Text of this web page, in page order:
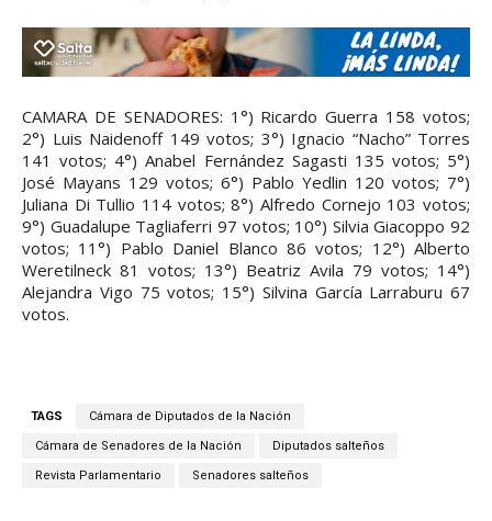
CAMARA DE SENADORES: 1°) Ricardo Guerra 158 votos;
2°) Luis Naidenoff 149 votos; 3°) Ignacio “Nacho” Torres
141 votos; 4°) Anabel Fernández Sagasti 135 votos; 5°)
José Mayans 129 votos; 6°) Pablo Yedlin 120 votos; 7°)
Juliana Di Tullio 114 votos; 8°) Alfredo Cornejo 103 votos;
9°) Guadalupe Tagliaferri 97 votos; 10°) Silvia Giacoppo 92
votos; 11°) Pablo Daniel Blanco 86 votos; 12°) Alberto
Weretilneck 81 votos; 13°) Beatriz Avila 79 votos; 14°)
Alejandra Vigo 75 votos; 15°) Silvina García Larraburu 67
votos.
TAGS Cámara de Diputados de la Nación
Cámara de Senadores de la Nación Diputados salteños
Revista Parlamentario Senadores salteños